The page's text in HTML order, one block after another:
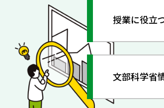
授業に役立
文部科学省